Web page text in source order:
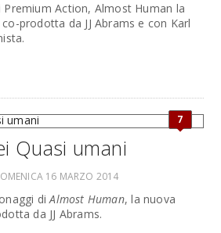
Premium Action, Almost Human la
prodotta da JJ Abrams e con Karl
7
Quasi umani
16 MARZO 2014
diAlmost Human, la nuova
da JJ Abrams.